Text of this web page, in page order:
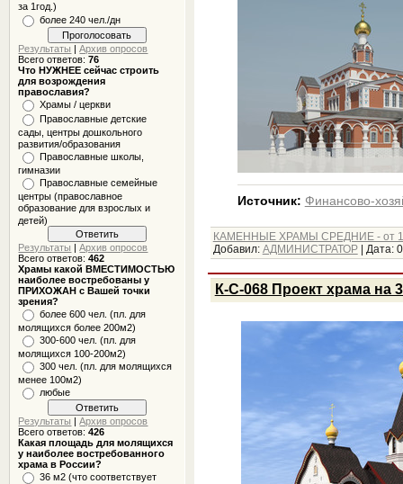
за 1год.)
более 240 чел./дн
Результаты |Архив опросов
Всего ответов:76
Что НУЖНЕЕ сейчас строить
для возрождения
православия?
Храмы / церкви
Православные детские
сады, центры дошкольного
развития/образования
Православные школы,
гимназии
Православные семейные
центры (православное
образование для взрослых и
детей)
Результаты |Архив опросов
Всего ответов:462
Храмы какой ВМЕСТИМОСТЬЮ
наиболее востребованы у
ПРИХОЖАН с Вашей точки
зрения?
более 600 чел. (пл. для
молящихся более 200м2)
300-600 чел. (пл. для
молящихся 100-200м2)
300 чел. (пл. для молящихся
менее 100м2)
любые
Результаты |Архив опросов
Всего ответов:426
Какая площадь для молящихся
у наиболее востребованного
храма в России?
36 м2 (что соответствует
Источник: Финансово-
КАМЕННЫЕ ХРАМЫ СРЕДНИЕ - от
Добавил: АДМИНИСТРАТОР| Дата:
К-С-068 Проект храма на